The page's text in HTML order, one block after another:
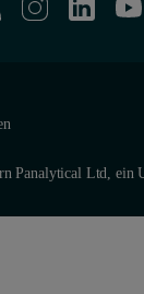
Panalytical Ltd, ein